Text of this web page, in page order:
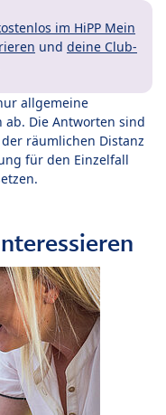
im HiPP Mein
und deine Club-
allgemeine
Die Antworten sind
räumlichen Distanz
für den Einzelfall